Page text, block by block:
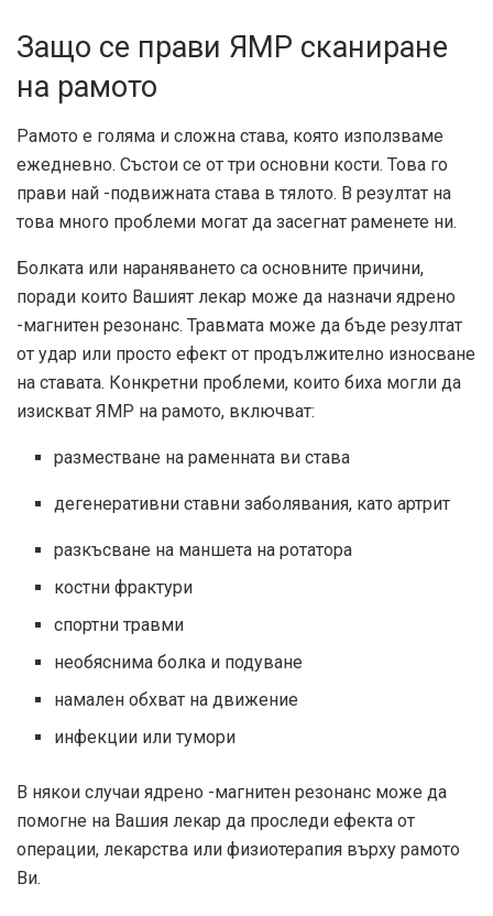
Защо се прави ЯМР сканиране
на рамото
Рамото е голяма и сложна става, която използваме
ежедневно. Състои се от три основни кости. Това го
прави най -подвижната става в тялото. В резултат на
това много проблеми могат да засегнат раменете ни.
Болката или нараняването са основните причини,
поради които Вашият лекар може да назначи ядрено
-магнитен резонанс. Травмата може да бъде резултат
от удар или просто ефект от продължително износване
на ставата. Конкретни проблеми, които биха могли да
изискват ЯМР на рамото, включват:
разместване на раменната ви става
дегенеративни ставни заболявания, като артрит
разкъсване на маншета на ротатора
костни фрактури
спортни травми
необяснима болка и подуване
намален обхват на движение
инфекции или тумори
В някои случаи ядрено -магнитен резонанс може да
помогне на Вашия лекар да проследи ефекта от
операции, лекарства или физиотерапия върху рамото
Ви.